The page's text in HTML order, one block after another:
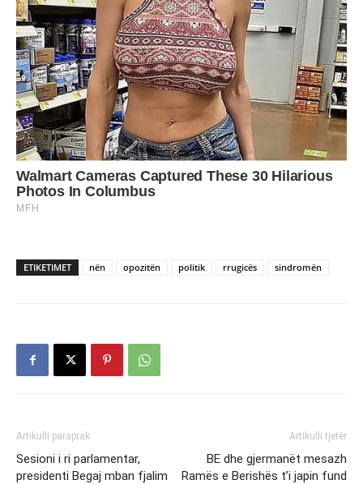
ETIKETIMET nën opozitën politik rrugicës sindromën
Artikulli paraprak
Sesioni i ri parlamentar,
presidenti Begaj mban fjalim
Artikulli tjetër
BE dhe gjermanët mesazh
Ramës e Berishës t’i japin fund